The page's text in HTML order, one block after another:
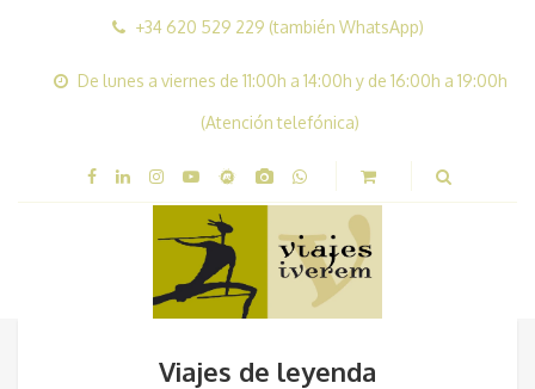
+34 620 529 229 (también WhatsApp)
De lunes a viernes de 11:00h a 14:00h y de 16:00h a 19:00h
(Atención telefónica)
Viajes de leyenda